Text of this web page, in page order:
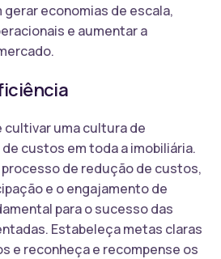
economias de escala,
e aumentar a
cultivar uma cultura de
custos em toda a imobiliária.
processo de redução de custos,
e o engajamento de
para o sucesso das
Estabeleça metas claras
e reconheça e recompense os